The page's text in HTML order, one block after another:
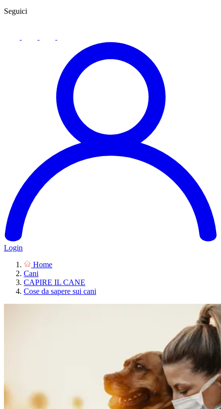
Seguici
Login
Home
Cani
CAPIRE IL CANE
Cose da sapere sui cani